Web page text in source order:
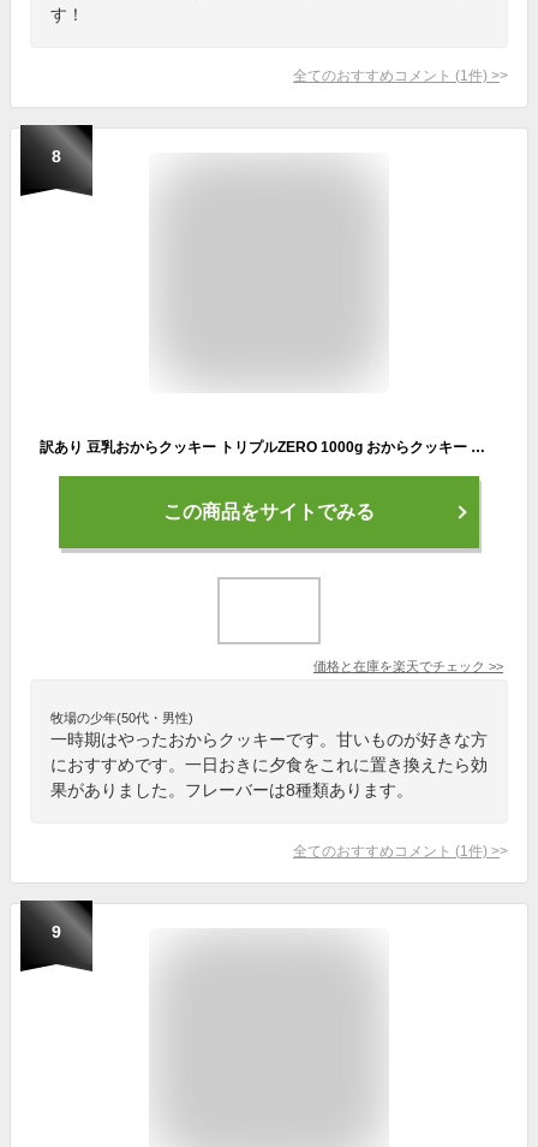
す！
全てのおすすめコメント (1 件) >
8
訳あり 豆乳おからクッキー トリプルZERO 1000g おからクッキー 訳あり 置き換え ダイエット 腹持ち 満腹 低GI 大豆 焼菓子 トリプルゼロ グルテンフリー クッキー 豆乳 おから 低カロリー スイーツ 低糖質 お菓子 国産 ヘルシー おやつ【325129-1000】
この商品をサイトでみる
価格と在庫を楽天でチェック >>
牧場の少年(50代・男性)
一時期はやったおからクッキーです。甘いものが好きな方
におすすめです。一日おきに夕食をこれに置き換えたら効
果がありました。フレーバーは8種類あります。
全てのおすすめコメント (1 件) >
9